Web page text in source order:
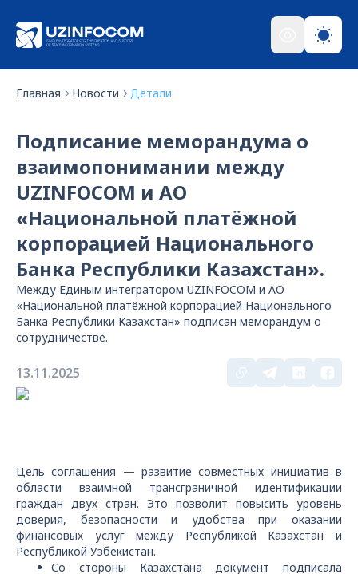
Главная Новости Детали
Подписание меморандума о
взаимопонимании между
UZINFOCOM и АО
«Национальной платёжной
корпорацией Национального
Банка Республики Казахстан».
Между Единым интегратором UZINFOCOM и АО
«Национальной платёжной корпорацией Национального
Банка Республики Казахстан» подписан меморандум о
сотрудничестве.
13.11.2025
Цель соглашения — развитие совместных инициатив в
области взаимной трансграничной идентификации
граждан двух стран. Это позволит повысить уровень
доверия, безопасности и удобства при оказании
финансовых услуг между Республикой Казахстан и
Республикой Узбекистан.
Со стороны Казахстана документ подписала